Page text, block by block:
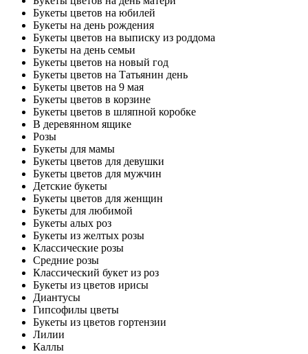
Букеты цветов на юбилей
Букеты на день рождения
Букеты цветов на выписку из роддома
Букеты на день семьи
Букеты цветов на новый год
Букеты цветов на Татьянин день
Букеты цветов на 9 мая
Букеты цветов в корзине
Букеты цветов в шляпной коробке
В деревянном ящике
Розы
Букеты для мамы
Букеты цветов для девушки
Букеты цветов для мужчин
Детские букеты
Букеты цветов для женщин
Букеты для любимой
Букеты алых роз
Букеты из желтых розы
Классические розы
Средние розы
Классический букет из роз
Букеты из цветов ирисы
Диантусы
Гипсофилы цветы
Букеты из цветов гортензии
Лилии
Каллы